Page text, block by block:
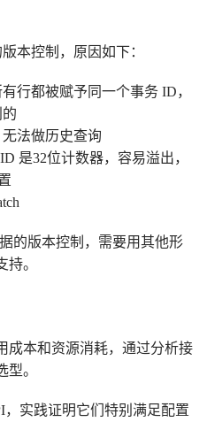
本控制，原因如下：
行都被赋予同一个事务 ID，
法做历史查询
是32位计数器，容易溢出，
的版本控制，需要用其他形
。
成本和资源消耗，通过分析接
。
，实践证明它们特别满足配置